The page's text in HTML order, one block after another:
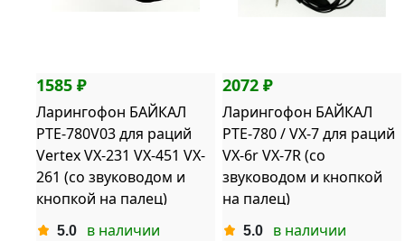
1585 ₽
Ларингофон БАЙКАЛ
PTE-780V03 для раций
Vertex VX-231 VX-451 VX-
261 (со звуководом и
кнопкой на палец)
5.0 в наличии
2072 ₽
Ларингофон БАЙКАЛ
PTE-780 / VX-7 для раций
VX-6r VX-7R (со
звуководом и кнопкой
на палец)
5.0 в наличии